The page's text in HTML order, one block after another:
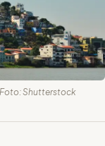
Foto: Shutterstock